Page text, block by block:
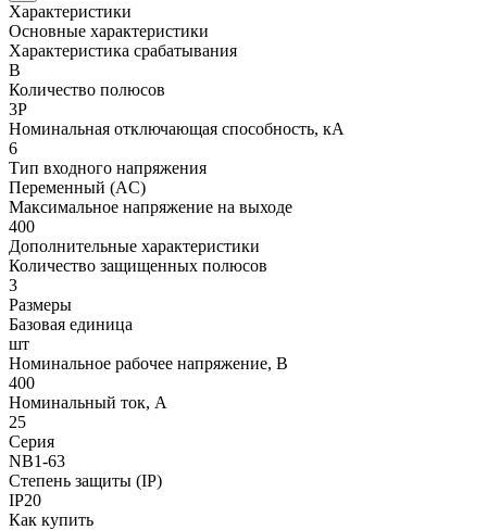
Характеристики
Основные характеристики
Характеристика срабатывания
B
Количество полюсов
3P
Номинальная отключающая способность, кА
6
Тип входного напряжения
Переменный (AC)
Максимальное напряжение на выходе
400
Дополнительные характеристики
Количество защищенных полюсов
3
Размеры
Базовая единица
шт
Номинальное рабочее напряжение, В
400
Номинальный ток, А
25
Серия
NB1-63
Степень защиты (IP)
IP20
Как купить